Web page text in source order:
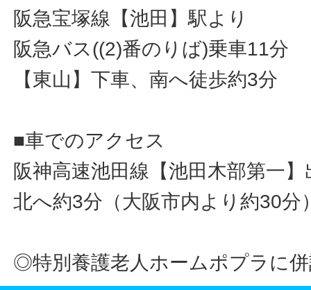
阪急宝塚線【池田】駅より
阪急バス((2)番のりば)乗車11分
【東山】下車、南へ徒歩約3分
■車でのアクセス
阪神高速池田線【池田木部第一
北へ約3分（大阪市内より約30分
◎特別養護老人ホームポプラに